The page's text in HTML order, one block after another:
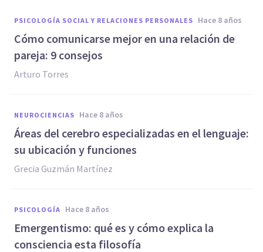
PSICOLOGÍA SOCIAL Y RELACIONES PERSONALES hace 8 años
Cómo comunicarse mejor en una relación de
pareja: 9 consejos
Arturo Torres
NEUROCIENCIAS hace 8 años
Áreas del cerebro especializadas en el lenguaje:
su ubicación y funciones
Grecia Guzmán Martínez
PSICOLOGÍA hace 8 años
Emergentismo: qué es y cómo explica la
consciencia esta filosofía